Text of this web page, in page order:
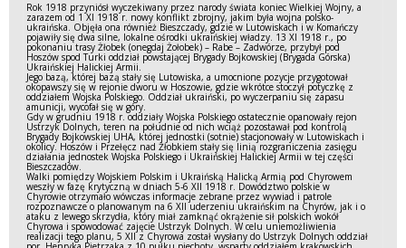
Rok 1918 przyniósł wyczekiwany przez narody świata koniec Wielkiej Wojny, a
zarazem od 1 XI 1918 r. nowy konflikt zbrojny, jakim była wojna polsko-
ukraińska. Objęła ona również Bieszczady, gdzie w Lutowiskach i w Komańczy
pojawiły się dwa silne, lokalne ośrodki ukraińskiej władzy. 13 XI 1918 r., po
pokonaniu trasy Żłobek (onegdaj Żołobek) – Rabe – Zadwórze, przybył pod
Hoszów spod Turki oddział powstającej Brygady Bojkowskiej (Brygada Górska)
Ukraińskiej Halickiej Armii.
Jego bazą, której bazą stały się Lutowiska, a umocnione pozycje przygotował
okopawszy się w rejonie dworu w Hoszowie, gdzie wkrótce stoczył potyczkę z
oddziałem Wojska Polskiego. Oddział ukraiński, po wyczerpaniu się zapasu
amunicji, wycofał się w góry.
Gdy w grudniu 1918 r. oddziały Wojska Polskiego ostatecznie opanowały rejon
Ustrzyk Dolnych, teren na południe od nich wciąż pozostawał pod kontrolą
Brygady Bojkowskiej UHA, której jednostki (sotnie) stacjonowały w Lutowiskach i
okolicy. Hoszów i Przełęcz nad Żłobkiem stały się linią rozgraniczenia zasięgu
działania jednostek Wojska Polskiego i Ukraińskiej Halickiej Armii w tej części
Bieszczadów.
Walki pomiędzy Wojskiem Polskim i Ukraińską Halicką Armią pod Chyrowem
weszły w fazę krytyczną w dniach 5-6 XII 1918 r. Dowództwo polskie w
Chyrowie otrzymało wówczas informacje zebrane przez wywiad i patrole
rozpoznawcze o planowanym na 6 XII uderzeniu ukraińskim na Chyrów, jak i o
ataku z lewego skrzydła, który miał zamknąć okrążenie sił polskich wokół
Chyrowa i spowodować zajęcie Ustrzyk Dolnych. W celu uniemożliwienia
realizacji tego planu, 5 XII z Chyrowa został wysłany do Ustrzyk Dolnych oddział